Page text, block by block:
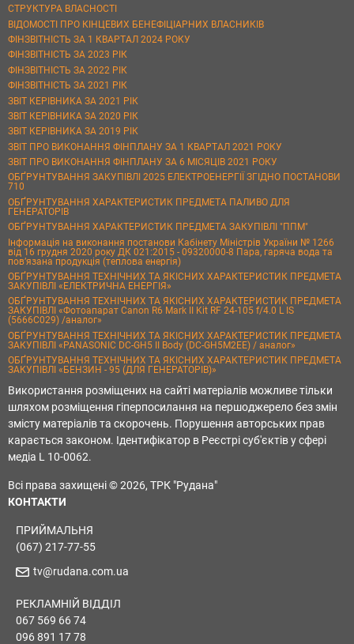
СТРУКТУРА ВЛАСНОСТІ
ВІДОМОСТІ ПРО КІНЦЕВИХ БЕНЕФІЦІАРНИХ ВЛАСНИКІВ
ФІНЗВІТНІСТЬ ЗА 1 КВАРТАЛ 2024 РОКУ
ФІНЗВІТНІСТЬ ЗА 2023 РІК
ФІНЗВІТНІСТЬ ЗА 2022 РІК
ФІНЗВІТНІСТЬ ЗА 2021 РІК
ЗВІТ КЕРІВНИКА ЗА 2021 РІК
ЗВІТ КЕРІВНИКА ЗА 2020 РІК
ЗВІТ КЕРІВНИКА ЗА 2019 РІК
ЗВІТ ПРО ВИКОНАННЯ ФІНПЛАНУ ЗА 1 КВАРТАЛ 2021 РОКУ
ЗВІТ ПРО ВИКОНАННЯ ФІНПЛАНУ ЗА 6 МІСЯЦІВ 2021 РОКУ
ОБҐРУНТУВАННЯ ЗАКУПІВЛІ 2025 ЕЛЕКТРОЕНЕРГІЇ ЗГІДНО ПОСТАНОВИ
710
ОБҐРУНТУВАННЯ ХАРАКТЕРИСТИК ПРЕДМЕТА ПАЛИВО ДЛЯ
ГЕНЕРАТОРІВ
ОБҐРУНТУВАННЯ ХАРАКТЕРИСТИК ПРЕДМЕТА ЗАКУПІВЛІ "ППМ"
Інформація на виконання постанови Кабінету Міністрів України № 1266
від 16 грудня 2020 року ДК 021:2015 - 09320000-8 Пара, гаряча вода та
пов’язана продукція (теплова енергія)
ОБҐРУНТУВАННЯ ТЕХНІЧНИХ ТА ЯКІСНИХ ХАРАКТЕРИСТИК ПРЕДМЕТА
ЗАКУПІВЛІ «ЕЛЕКТРИЧНА ЕНЕРГІЯ»
ОБҐРУНТУВАННЯ ТЕХНІЧНИХ ТА ЯКІСНИХ ХАРАКТЕРИСТИК ПРЕДМЕТА
ЗАКУПІВЛІ «Фотоапарат Canon R6 Mark II Kit RF 24-105 f/4.0 L IS
(5666C029) /аналог»
ОБҐРУНТУВАННЯ ТЕХНІЧНИХ ТА ЯКІСНИХ ХАРАКТЕРИСТИК ПРЕДМЕТА
ЗАКУПІВЛІ «PANASONIC DC-GH5 II Body (DC-GH5M2EE) / аналог»
ОБҐРУНТУВАННЯ ТЕХНІЧНИХ ТА ЯКІСНИХ ХАРАКТЕРИСТИК ПРЕДМЕТА
ЗАКУПІВЛІ «БЕНЗИН - 95 (ДЛЯ ГЕНЕРАТОРІВ)»
Використання розміщених на сайті матеріалів можливе тільки
шляхом розміщення гіперпосилання на першоджерело без змін
змісту матеріалів та скорочень. Порушення авторських прав
карається законом. Ідентифікатор в Реєстрі суб'єктів у сфері
медіа L 10-0062.
Всі права захищені © 2026, ТРК "Рудана"
КОНТАКТИ
ПРИЙМАЛЬНЯ
(067) 217-77-55
tv@rudana.com.ua
РЕКЛАМНІЙ ВІДДІЛ
067 569 66 74
096 891 17 78